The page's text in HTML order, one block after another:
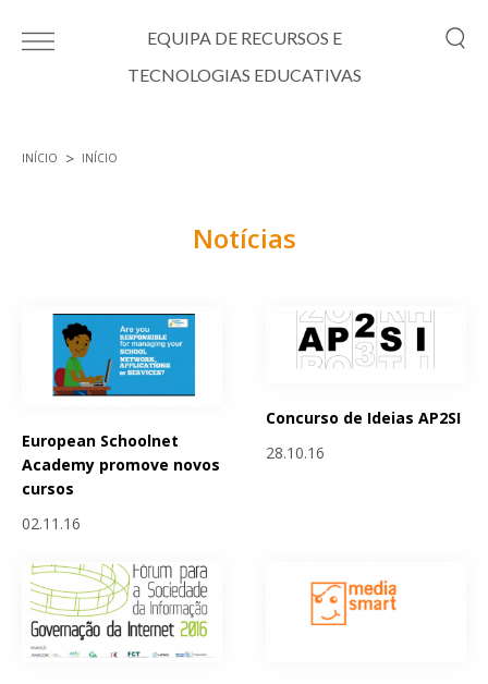
EQUIPA DE RECURSOS E
TECNOLOGIAS EDUCATIVAS
INÍCIO INÍCIO
Notícias
European Schoolnet
Academy promove novos
cursos
02.11.16
Concurso de Ideias AP2SI
28.10.16
Páginas